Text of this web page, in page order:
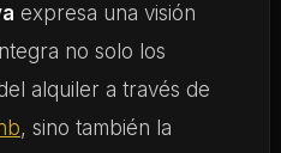
expresa una visión
no solo los
alquiler a través de
, sino también la